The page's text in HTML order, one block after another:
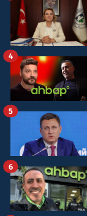
4
5
6